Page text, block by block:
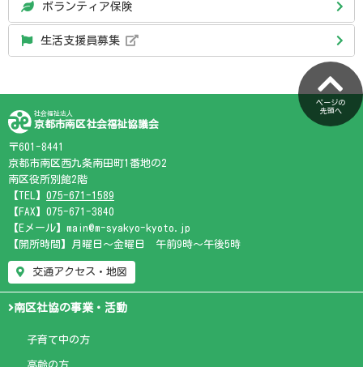
ボランティア保険
生活支援員募集
ページの
先頭へ
社会福祉法人
京都市南区社会福祉協議会
〒601-8441
京都市南区西九条南田町1番地の2
南区役所別館2階
【TEL】 075-671-1589
【FAX】075-671-3840
【Eメール】main@m-syakyo-kyoto.jp
【開所時間】月曜日～金曜日 午前9時～午後5時
交通アクセス・地図
南区社協の事業・活動
子育て中の方